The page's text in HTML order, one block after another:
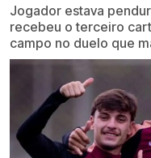
Jogador estava
recebeu o terceiro
campo no duelo que